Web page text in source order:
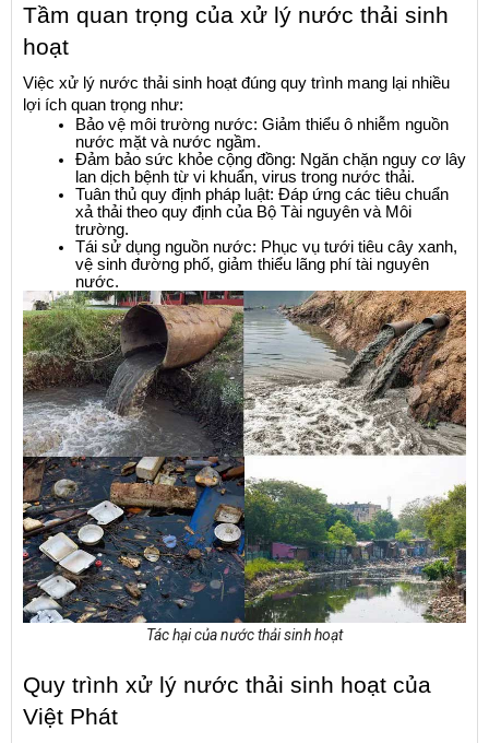
Tầm quan trọng của xử lý nước thải sinh
hoạt
Việc xử lý nước thải sinh hoạt đúng quy trình mang lại nhiều
lợi ích quan trọng như:
Bảo vệ môi trường nước: Giảm thiểu ô nhiễm nguồn
nước mặt và nước ngầm.
Đảm bảo sức khỏe cộng đồng: Ngăn chặn nguy cơ lây
lan dịch bệnh từ vi khuẩn, virus trong nước thải.
Tuân thủ quy định pháp luật: Đáp ứng các tiêu chuẩn
xả thải theo quy định của Bộ Tài nguyên và Môi
trường.
Tái sử dụng nguồn nước: Phục vụ tưới tiêu cây xanh,
vệ sinh đường phố, giảm thiểu lãng phí tài nguyên
nước.
Tác hại của nước thải sinh hoạt
Quy trình xử lý nước thải sinh hoạt của
Việt Phát